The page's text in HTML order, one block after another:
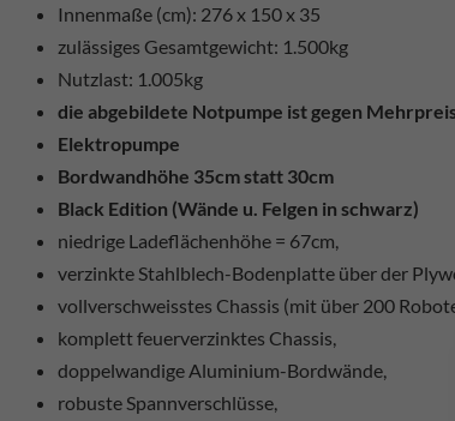
Innenmaße (cm): 276 x 150 x 35
zulässiges Gesamtgewicht: 1.500kg
Nutzlast: 1.005kg
die abgebildete Notpumpe ist gegen
Elektropumpe
Bordwandhöhe 35cm statt 30cm
Black Edition (Wände u. Felgen in schwarz)
niedrige Ladeflächenhöhe = 67cm,
verzinkte Stahlblech-Bodenplatte über der
vollverschweisstes Chassis (mit über 200
komplett feuerverzinktes Chassis,
doppelwandige Aluminium-Bordwände,
robuste Spannverschlüsse,